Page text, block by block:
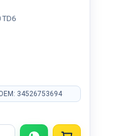
TD6
34526753694